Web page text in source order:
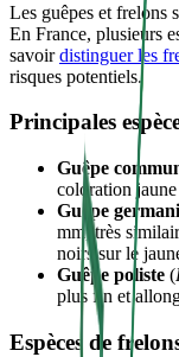
Les guêpes et frelons
En France, plusieurs
savoirdistinguer les
risques potentiels.
Principales
Guêpe
coloration
Guêpe
mm, très
noirs sur le
Guêpe poliste (
plus fin et
Espèces de